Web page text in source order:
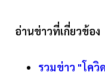
อ่านข่าวที่เกี่ยวข้อง
รวมข่าว "โค